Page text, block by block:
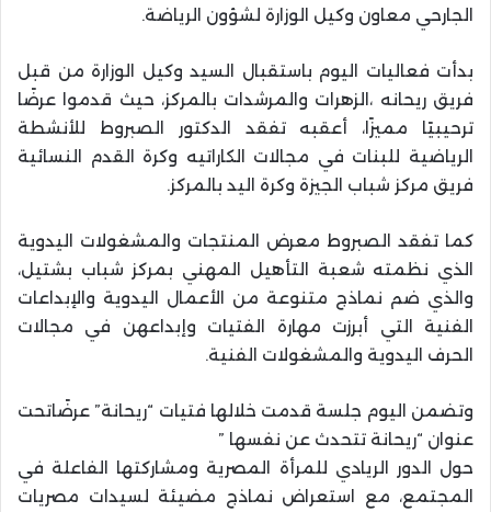
الجارحي معاون وكيل الوزارة لشؤون الرياضة.
بدأت فعاليات اليوم باستقبال السيد وكيل الوزارة من قبل
فريق ريحانه ،الزهرات والمرشدات بالمركز، حيث قدموا عرضًا
ترحيبيًا مميزًا، أعقبه تفقد الدكتور الصبروط للأنشطة
الرياضية للبنات في مجالات الكاراتيه وكرة القدم النسائية
فريق مركز شباب الجيزة وكرة اليد بالمركز.
كما تفقد الصبروط معرض المنتجات والمشغولات اليدوية
الذي نظمته شعبة التأهيل المهني بمركز شباب بشتيل،
والذي ضم نماذج متنوعة من الأعمال اليدوية والإبداعات
الفنية التي أبرزت مهارة الفتيات وإبداعهن في مجالات
الحرف اليدوية والمشغولات الفنية.
وتضمن اليوم جلسة قدمت خلالها فتيات “ريحانة” عرضًاتحت
عنوان “ريحانة تتحدث عن نفسها ”
حول الدور الريادي للمرأة المصرية ومشاركتها الفاعلة في
المجتمع، مع استعراض نماذج مضيئة لسيدات مصريات